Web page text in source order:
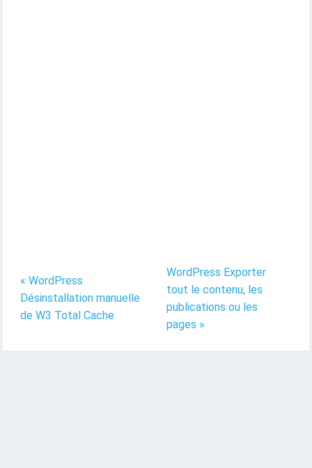
« WordPress
Désinstallation manuelle
de W3 Total Cache
WordPress Exporter
tout le contenu, les
publications ou les
pages »